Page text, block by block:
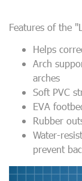
Features of the
Helps
Arch
arches
Soft PVC
EVA
Rubber
Water-
prevent